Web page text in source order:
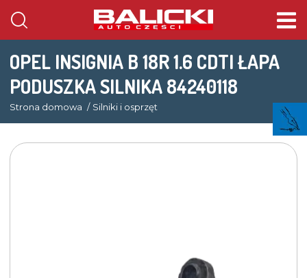
OPEL INSIGNIA B 18R 1.6 CDTI ŁAPA
PODUSZKA SILNIKA 84240118
Strona domowa Silniki i osprzęt